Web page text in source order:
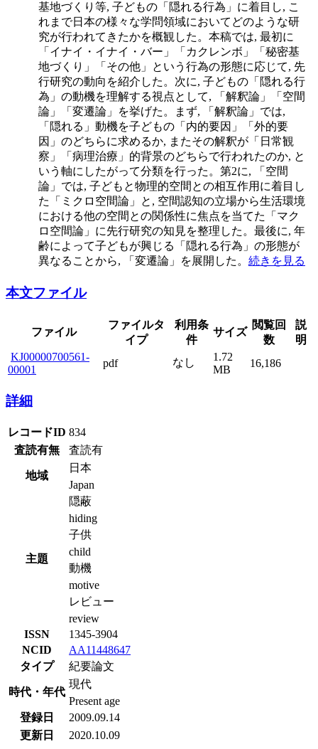
基地づくり等, 子どもの「隠れる行為」に着目し, こ
れまで日本の様々な学問領域においてどのような研
究が行われてきたかを概観した。本稿では, 最初に
「イナイ・イナイ・バー」「カクレンボ」「秘密基
地づくり」「その他」という行為の形態に応じて, 先
行研究の動向を紹介した。次に, 子どもの「隠れる行
為」の動機を理解する視点として, 「解釈論」「空間
論」「変遷論」を挙げた。まず, 「解釈論」では,
「隠れる」動機を子どもの「内的要因」「外的要
因」のどちらに求めるか, またその解釈が「日常観
察」「病理治療」的背景のどちらで行われたのか, と
いう軸にしたがって分類を行った。第2に, 「空間
論」では, 子どもと物理的空間との相互作用に着目し
た「ミクロ空間論」と, 空間認知の立場から生活環境
における他の空間との関係性に焦点を当てた「マク
ロ空間論」に先行研究の知見を整理した。最後に, 年
齢によって子どもが興じる「隠れる行為」の形態が
異なることから, 「変遷論」を展開した。 続きを見る
本文ファイル
ファイル
ファイルタ
イプ
利用条
件
サイズ
閲覧回
数
説
明
KJ00000700561-
00001
pdf なし
1.72
MB
16,186
詳細
レコードID 834
査読有無
査読有
地域
日本
Japan
主題
隠蔽
hiding
子供
child
動機
motive
レビュー
review
ISSN
1345-3904
NCID
AA11448647
タイプ
紀要論文
時代・年代
現代
Present age
登録日
2009.09.14
更新日
2020.10.09